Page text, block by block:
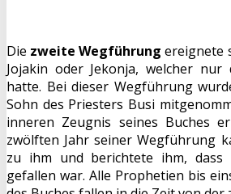
Die zweite Wegführung ereignete
Jojakin oder Jekonja, welcher
hatte. Bei dieser Wegführung
Sohn des Priesters Busi
inneren Zeugnis seines Buches
zwölften Jahr seiner Wegführung
zu ihm und berichtete ihm, dass
gefallen war. Alle Prophetien bis